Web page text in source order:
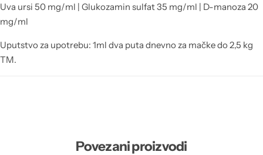
Uva ursi 50 mg/ml | Glukozamin sulfat 35 mg/ml | D-manoza 20
mg/ml
Uputstvo za upotrebu: 1ml dva puta dnevno za mačke do 2,5 kg
TM.
Povezani proizvodi